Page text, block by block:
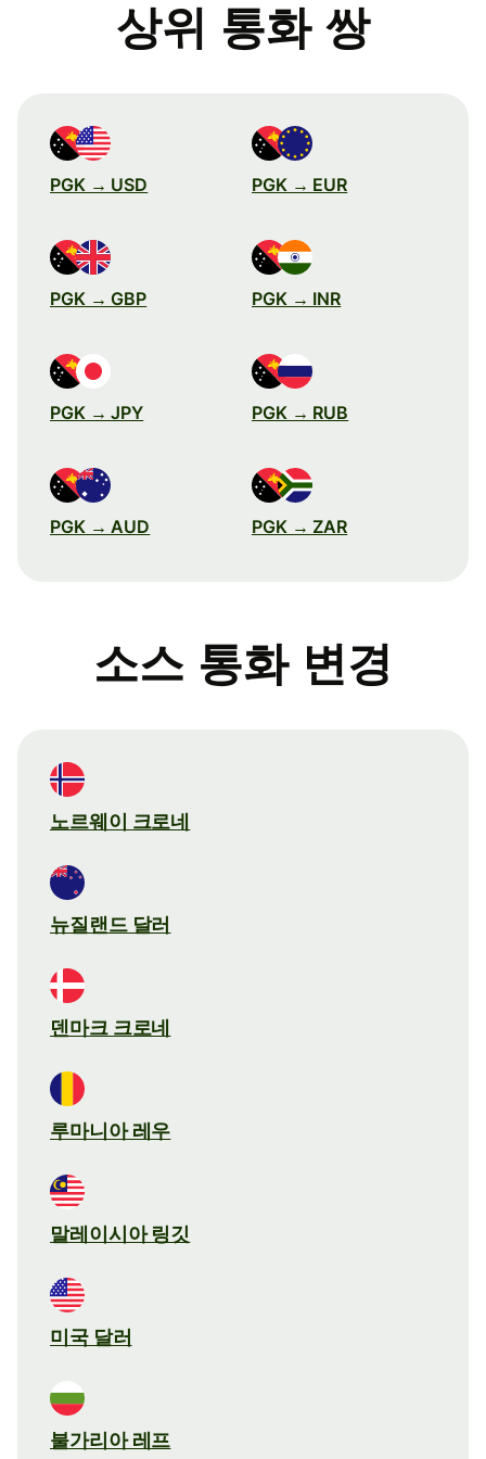
상위 통화 쌍
PGK → USD PGK → EUR
PGK → GBP PGK → INR
PGK → JPY PGK → RUB
PGK → AUD PGK → ZAR
소스 통화 변경
노르웨이 크로네
뉴질랜드 달러
덴마크 크로네
루마니아 레우
말레이시아 링깃
미국 달러
불가리아 레프